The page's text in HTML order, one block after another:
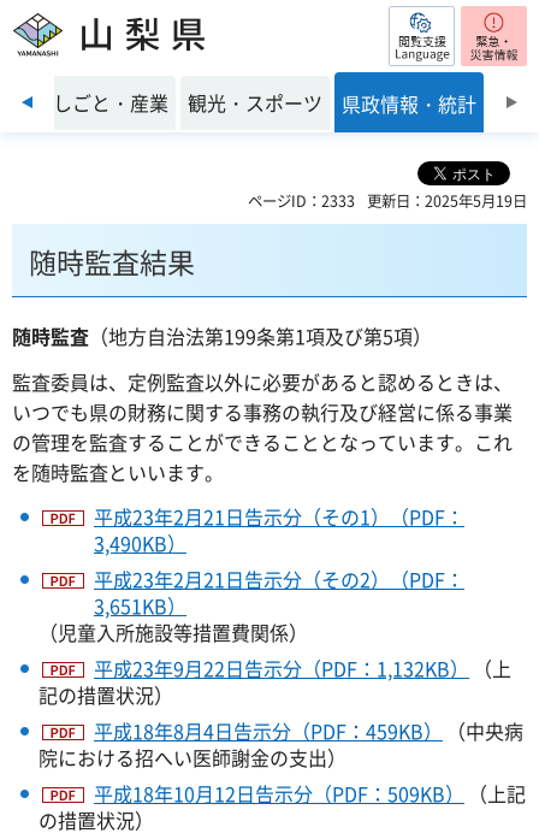
山梨県 閲覧支援
前のスライドを表示
境 しごと・産業 観光・スポーツ 県政情報・統計
ページID：2333 更新日：2025年5月19日
随時監査結果
随時監査 （地方自治法第199条第1項及び第5項）
監査委員は、定例監査以外に必要があると認めるときは、
いつでも県の財務に関する事務の執行及び経営に係る事業
の管理を監査することができることとなっています。これ
を随時監査といいます。
平成23年2月21日告示分（その1）（PDF：
3,490KB）
平成23年2月21日告示分（その2）（PDF：
3,651KB）
（児童入所施設等措置費関係）
平成23年9月22日告示分（PDF：1,132KB）
（上
記の措置状況）
平成18年8月4日告示分（PDF：459KB）
（中央病
院における招へい医師謝金の支出）
平成18年10月12日告示分（PDF：509KB）
（上記
の措置状況）